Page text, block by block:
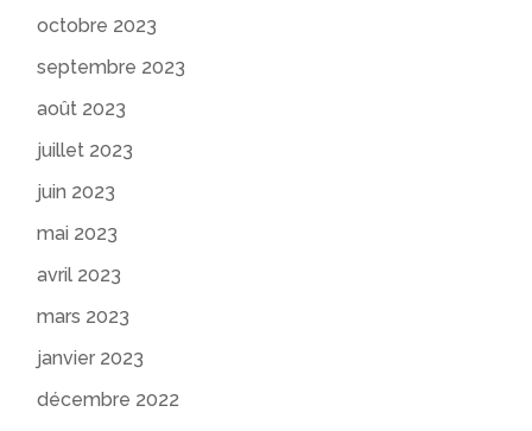
octobre 2023
septembre 2023
août 2023
juillet 2023
juin 2023
mai 2023
avril 2023
mars 2023
janvier 2023
décembre 2022